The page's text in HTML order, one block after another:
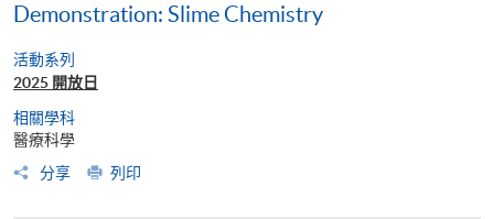
Demonstration: Slime Chemistry
活動系列
2025 開放日
相關學科
醫療科學
分享
列印